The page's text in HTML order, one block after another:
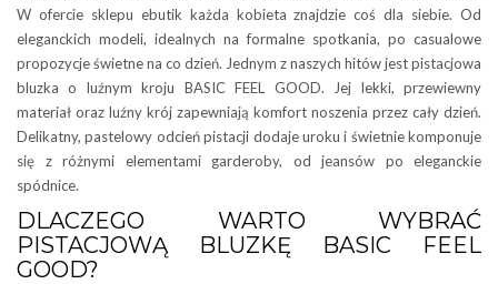
W ofercie sklepu ebutik każda kobieta znajdzie coś dla siebie. Od
eleganckich modeli, idealnych na formalne spotkania, po casualowe
propozycje świetne na co dzień. Jednym z naszych hitów jest pistacjowa
bluzka o luźnym kroju BASIC FEEL GOOD. Jej lekki, przewiewny
materiał oraz luźny krój zapewniają komfort noszenia przez cały dzień.
Delikatny, pastelowy odcień pistacji dodaje uroku i świetnie komponuje
się z różnymi elementami garderoby, od jeansów po eleganckie
spódnice.
DLACZEGO WARTO WYBRAĆ
PISTACJOWĄ BLUZKĘ BASIC FEEL
GOOD?